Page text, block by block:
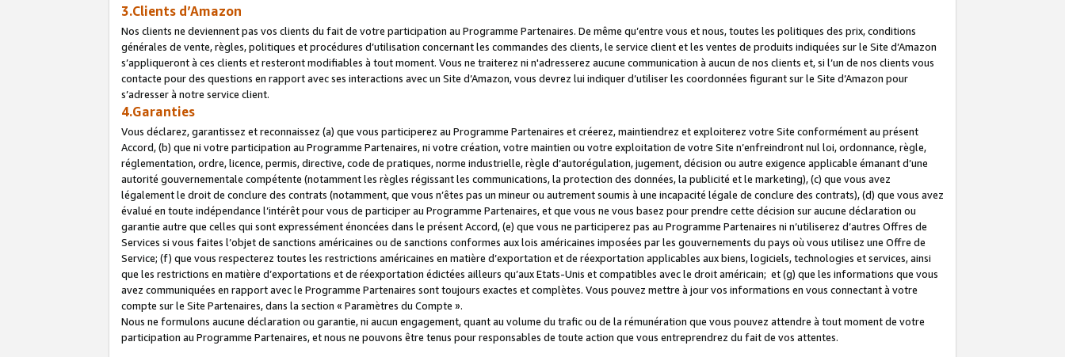
3.Clients d’Amazon
Nos clients ne deviennent pas vos clients du fait de votre participation au Programme Partenaires. De même qu’entre vous et nous, toutes les politiques des prix, conditions
générales de vente, règles, politiques et procédures d’utilisation concernant les commandes des clients, le service client et les ventes de produits indiquées sur le Site d’Amazon
s’appliqueront à ces clients et resteront modifiables à tout moment. Vous ne traiterez ni n'adresserez aucune communication à aucun de nos clients et, si l’un de nos clients vous
contacte pour des questions en rapport avec ses interactions avec un Site d’Amazon, vous devrez lui indiquer d’utiliser les coordonnées figurant sur le Site d’Amazon pour
s’adresser à notre service client.
4.Garanties
Vous déclarez, garantissez et reconnaissez (a) que vous participerez au Programme Partenaires et créerez, maintiendrez et exploiterez votre Site conformément au présent
Accord, (b) que ni votre participation au Programme Partenaires, ni votre création, votre maintien ou votre exploitation de votre Site n’enfreindront nul loi, ordonnance, règle,
réglementation, ordre, licence, permis, directive, code de pratiques, norme industrielle, règle d’autorégulation, jugement, décision ou autre exigence applicable émanant d’une
autorité gouvernementale compétente (notamment les règles régissant les communications, la protection des données, la publicité et le marketing), (c) que vous avez
légalement le droit de conclure des contrats (notamment, que vous n’êtes pas un mineur ou autrement soumis à une incapacité légale de conclure des contrats), (d) que vous avez
évalué en toute indépendance l’intérêt pour vous de participer au Programme Partenaires, et que vous ne vous basez pour prendre cette décision sur aucune déclaration ou
garantie autre que celles qui sont expressément énoncées dans le présent Accord, (e) que vous ne participerez pas au Programme Partenaires ni n’utiliserez d’autres Offres de
Services si vous faites l’objet de sanctions américaines ou de sanctions conformes aux lois américaines imposées par les gouvernements du pays où vous utilisez une Offre de
Service; (f) que vous respecterez toutes les restrictions américaines en matière d’exportation et de réexportation applicables aux biens, logiciels, technologies et services, ainsi
que les restrictions en matière d’exportations et de réexportation édictées ailleurs qu’aux Etats-Unis et compatibles avec le droit américain; et (g) que les informations que vous
avez communiquées en rapport avec le Programme Partenaires sont toujours exactes et complètes. Vous pouvez mettre à jour vos informations en vous connectant à votre
compte sur le Site Partenaires, dans la section « Paramètres du Compte ».
Nous ne formulons aucune déclaration ou garantie, ni aucun engagement, quant au volume du trafic ou de la rémunération que vous pouvez attendre à tout moment de votre
participation au Programme Partenaires, et nous ne pouvons être tenus pour responsables de toute action que vous entreprendrez du fait de vos attentes.